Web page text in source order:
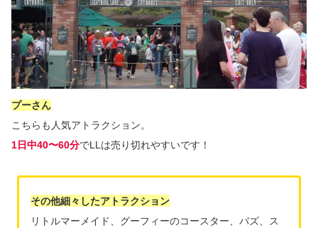
プーさん
こちらも人気アトラクション。
1日中40〜60分でLLは売り切れやすいです！
その他細々したアトラクション
リトルマーメイド、グーフィーのコースター、バズ、ス